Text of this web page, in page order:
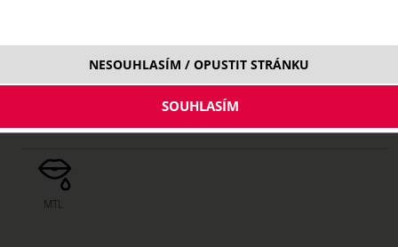
3,45 € skladom
ks
MTL
NESOUHLASÍM / OPUSTIT STRÁNKU